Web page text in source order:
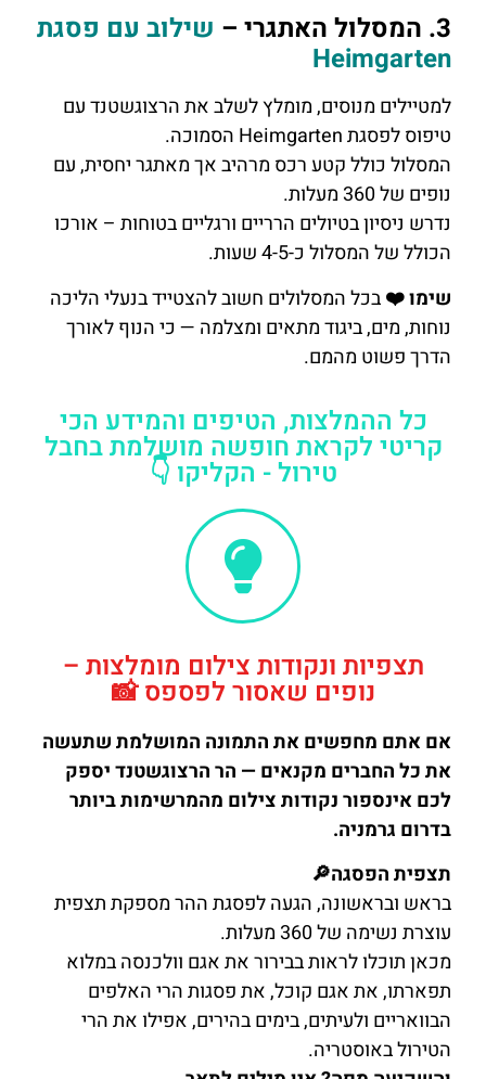
3. המסלול האתגרי –
שילוב עם פסגת
Heimgarten
למטיילים מנוסים, מומלץ לשלב את הרצוגשטנד עם
טיפוס לפסגת Heimgarten הסמוכה.
המסלול כולל קטע רכס מרהיב אך מאתגר יחסית, עם
נופים של 360 מעלות.
נדרש ניסיון בטיולים הרריים ורגליים בטוחות – אורכו
הכולל של המסלול כ-4-5 שעות.
שימו ❤️בכל המסלולים חשוב להצטייד בנעלי הליכה
נוחות, מים, ביגוד מתאים ומצלמה — כי הנוף לאורך
הדרך פשוט מהמם.
כל ההמלצות, הטיפים והמידע הכי
קריטי לקראת חופשה מושלמת בחבל
טירול - הקליקו 👇
תצפיות ונקודות צילום מומלצות –
נופים שאסור לפספס 📸
אם אתם מחפשים את התמונה המושלמת שתעשה
את כל החברים מקנאים — הר הרצוגשטנד יספק
לכם אינספור נקודות צילום מהמרשימות ביותר
בדרום גרמניה.
תצפית הפסגה🔎
בראש ובראשונה, הגעה לפסגת ההר מספקת תצפית
עוצרת נשימה של 360 מעלות.
מכאן תוכלו לראות בבירור את אגם וולכנסה במלוא
תפארתו, את אגם קוכל, את פסגות הרי האלפים
הבוואריים ולעיתים, בימים בהירים, אפילו את הרי
הטירול באוסטריה.